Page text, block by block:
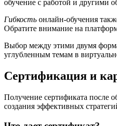
обучение с работой и другими
Гибкость онлайн-обучения
Обратите внимание на
Выбор между этими двумя
углубленным темам в
Сертификация и
Получение сертификата после
создания эффективных